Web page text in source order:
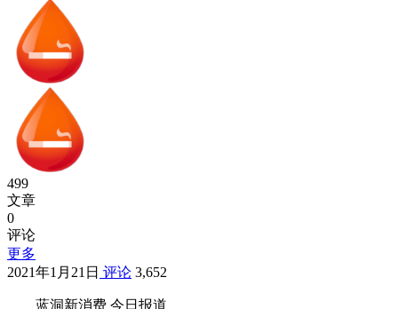
499
文章
0
评论
更多
2021年1月21日 评论 3,652
蓝洞新消费 今日报道